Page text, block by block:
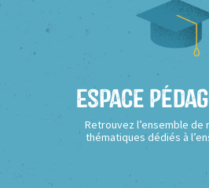
Espace
Retrouvez l’ensemble de
thématiques dédiés à